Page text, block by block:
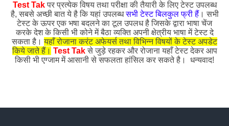
Test Takपर प्रत्येक विषय तथा परीक्षा की तैयारी के लिए टेस्ट उपलब्ध
है, सबसे अच्छी बात ये है कि यहां उपलब्धसभी टेस्ट बिलकुल फ्री हैं। सभी
टेस्ट के ऊपर एक भषा बदलने का टूल उपलध है जिसके द्वारा भाषा चेंज
करके देश के किसी भी कोने में बैठा व्यक्ति अपनी क्षेत्रीय भाषा में टेस्ट दे
सकता है।यहाँ रोजाना करंट अफेयर्स तथा विभिन्न विषयों के टेस्ट अपडेट
किये जाते हैं। Test Takसे जुड़े रहकर और रोजाना यहाँ टेस्ट देकर आप
किसी भी एग्जाम में आसानी से सफलता हांसिल कर सकते है। धन्यवाद!